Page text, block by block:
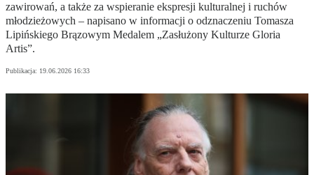
zawirowań, a także za wspieranie ekspresji kulturalnej i ruchów
młodzieżowych – napisano w informacji o odznaczeniu Tomasza
Lipińskiego Brązowym Medalem „Zasłużony Kulturze Gloria
Artis”.
Publikacja: 19.06.2026 16:33